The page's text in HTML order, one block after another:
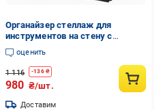
Органайзер стеллаж для
инструментов на стену с
ящиками 39x39 см
оценить
1 116 -136₴
980 ₴/шт.
Доставим